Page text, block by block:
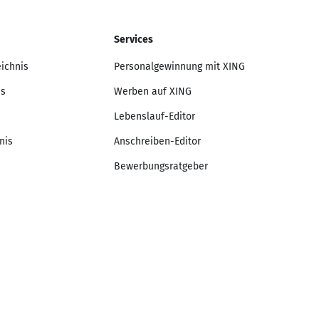
Services
Personalgewinnung mit XING
Werben auf XING
Lebenslauf-Editor
Anschreiben-Editor
Bewerbungsratgeber